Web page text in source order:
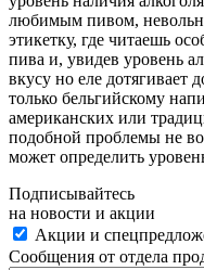
любимым пивом,
этикетку, где читаешь
пива и, увидев уровень
вкусу но еле дотягивает
только бельгийскому
американских или
подобной проблемы не
может определить
Подписывайтесь
на новости и акции
Акции и
Сообщения от отдела